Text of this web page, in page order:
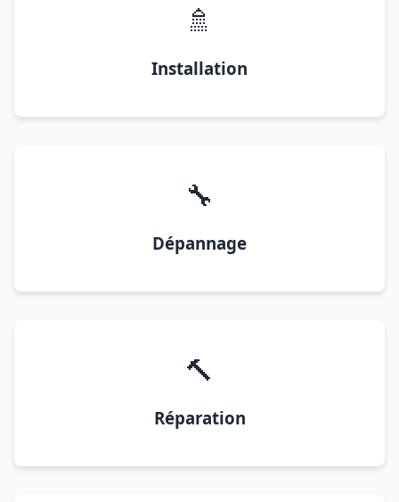
🚿
Installation
🔧
Dépannage
🔨
Réparation